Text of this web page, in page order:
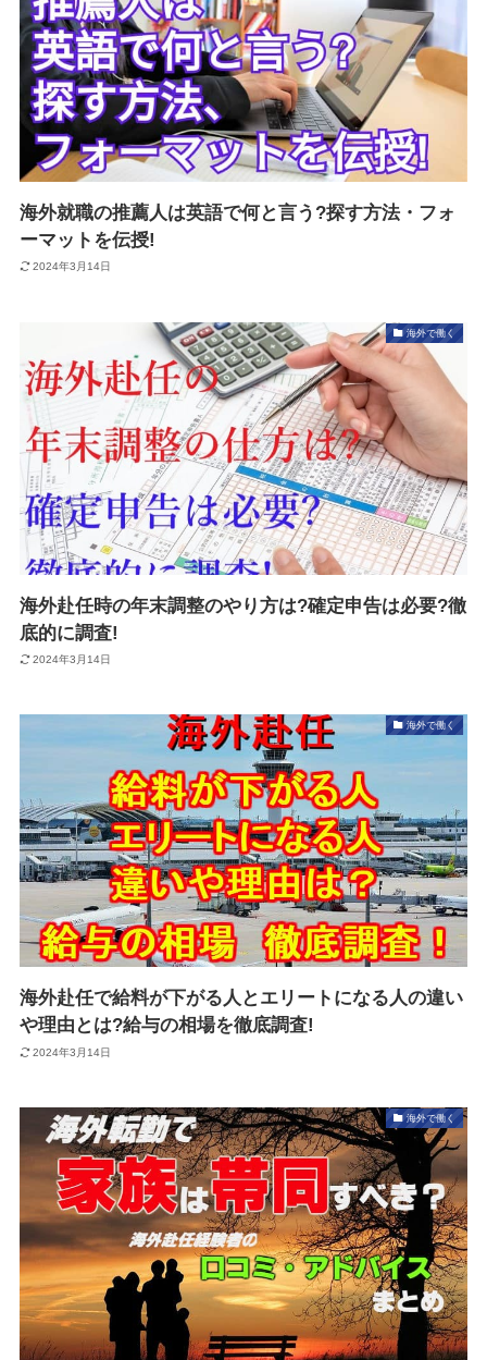
海外就職の推薦人は英語で何と言う?探す方法・フォ
ーマットを伝授!
2024年3月14日
海外で働く
海外赴任時の年末調整のやり方は?確定申告は必要?徹
底的に調査!
2024年3月14日
海外で働く
海外赴任で給料が下がる人とエリートになる人の違い
や理由とは?給与の相場を徹底調査!
2024年3月14日
海外で働く